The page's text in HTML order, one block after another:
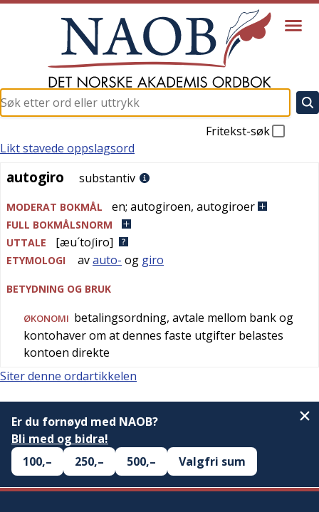
Fritekst-søk
autogiro
Likt stavede oppslagsord
autogiro substantiv
MODERAT BOKMÅL en; autogiroen, autogiroer
FULL BOKMÅLSNORM
UTTALE
[æu´toʃiro]
ETYMOLOGI avauto- og giro
BETYDNING OG BRUK
ØKONOMI betalingsordning, avtale mellom bank og
kontohaver om at dennes faste utgifter belastes
kontoen direkte
Siter denne ordartikkelen
Er du fornøyd med NAOB?
Bli med og bidra!
100,–
250,– 500,– Valgfri sum